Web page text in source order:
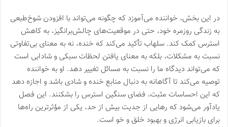
در این بخش، خواننده می‌آموزد که چگونه می‌تواند با افزودن شوخ‌طبعی
به زندگی روزمره خود، حتی در موقعیت‌های چالش‌برانگیز، به کاهش
استرس کمک کند. سلهاب تأکید می‌کند که خنده، نه به معنای بی‌تفاوتی
نسبت به مشکلات، بلکه به معنای یافتن لحظات سبکی و شادابی است
که می‌تواند دیدگاه ما را نسبت به مسائل تغییر دهد. او به خواننده
توصیه می‌کند تا آگاهانه به دنبال منابع خنده و شادی باشد و اجازه دهد
که این احساسات مثبت، فضای سنگین استرس را بشکنند. این فصل
یادآور می‌شود که رهایی از جدیت بیش از حد، یکی از مؤثرترین راه‌ها
برای بازیابی انرژی و بهبود خلق و خو است.